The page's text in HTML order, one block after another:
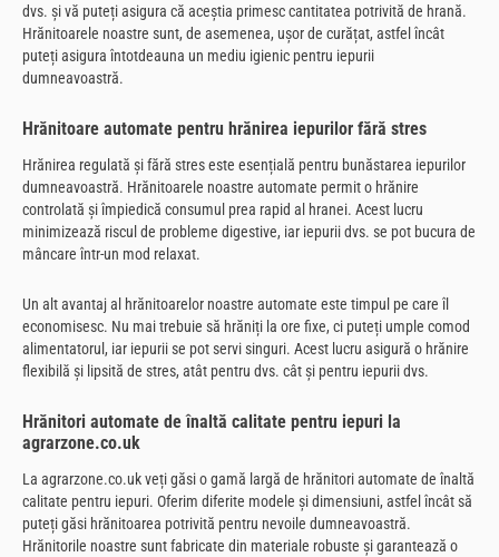
dvs. și vă puteți asigura că aceștia primesc cantitatea potrivită de hrană.
Hrănitoarele noastre sunt, de asemenea, ușor de curățat, astfel încât
puteți asigura întotdeauna un mediu igienic pentru iepurii
dumneavoastră.
Hrănitoare automate pentru hrănirea iepurilor fără stres
Hrănirea regulată și fără stres este esențială pentru bunăstarea iepurilor
dumneavoastră. Hrănitoarele noastre automate permit o hrănire
controlată și împiedică consumul prea rapid al hranei. Acest lucru
minimizează riscul de probleme digestive, iar iepurii dvs. se pot bucura de
mâncare într-un mod relaxat.
Un alt avantaj al hrănitoarelor noastre automate este timpul pe care îl
economisesc. Nu mai trebuie să hrăniți la ore fixe, ci puteți umple comod
alimentatorul, iar iepurii se pot servi singuri. Acest lucru asigură o hrănire
flexibilă și lipsită de stres, atât pentru dvs. cât și pentru iepurii dvs.
Hrănitori automate de înaltă calitate pentru iepuri la
agrarzone.co.uk
La agrarzone.co.uk veți găsi o gamă largă de hrănitori automate de înaltă
calitate pentru iepuri. Oferim diferite modele și dimensiuni, astfel încât să
puteți găsi hrănitoarea potrivită pentru nevoile dumneavoastră.
Hrănitorile noastre sunt fabricate din materiale robuste și garantează o